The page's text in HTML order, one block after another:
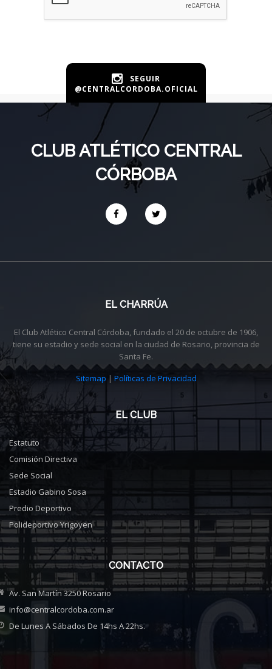
SEGUIR
@CENTRALCORDOBA.OFICIAL
CLUB ATLÉTICO CENTRAL
CÓRBOBA
EL CHARRÚA
El Club Atlético Central Córdoba, fundado el 20 de octubre de 1906,
tiene su estadio y sede social en la ciudad de Rosario, provincia de
Santa Fe.
Sitemap | Políticas de Privacidad
EL CLUB
Estatuto
Comisión Directiva
Sede Social
Estadio Gabino Sosa
Predio Deportivo
Polideportivo Yrigoyen
CONTACTO
Av. San Martín 3250 Rosario
info@centralcordoba.com.ar
De Lunes A Sábados De 14hs A 22hs.